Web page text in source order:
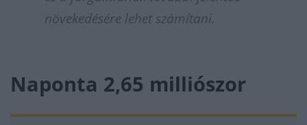
növekedésére lehet számítani.
Naponta 2,65 milliószor